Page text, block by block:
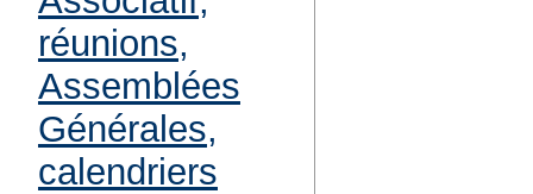
réunions,
Assemblées
Générales,
calendriers